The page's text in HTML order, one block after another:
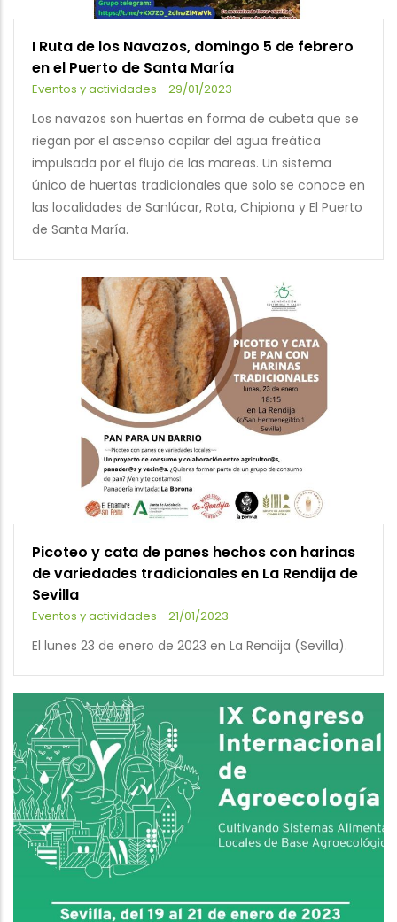
I Ruta de los Navazos, domingo 5 de febrero
en el Puerto de Santa María
Eventos y actividades - 29/01/2023
Los navazos son huertas en forma de cubeta que se
riegan por el ascenso capilar del agua freática
impulsada por el flujo de las mareas. Un sistema
único de huertas tradicionales que solo se conoce en
las localidades de Sanlúcar, Rota, Chipiona y El Puerto
de Santa María.
Picoteo y cata de panes hechos con harinas
de variedades tradicionales en La Rendija de
Sevilla
Eventos y actividades - 21/01/2023
El lunes 23 de enero de 2023 en La Rendija (Sevilla).